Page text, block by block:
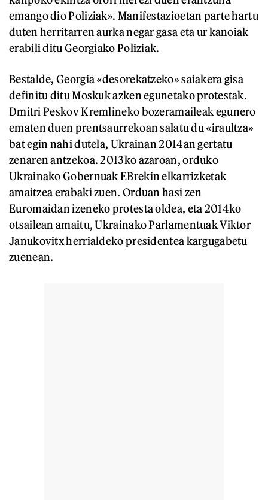
emango dio Poliziak». Manifestazioetan parte hartu
duten herritarren aurka negar gasa eta ur kanoiak
erabili ditu Georgiako Poliziak.
Bestalde, Georgia «desorekatzeko» saiakera gisa
definitu ditu Moskuk azken egunetako protestak.
Dmitri Peskov Kremlineko bozeramaileak egunero
ematen duen prentsaurrekoan salatu du «iraultza»
bat egin nahi dutela, Ukrainan 2014an gertatu
zenaren antzekoa. 2013ko azaroan, orduko
Ukrainako Gobernuak EBrekin elkarrizketak
amaitzea erabaki zuen. Orduan hasi zen
Euromaidan izeneko protesta oldea, eta 2014ko
otsailean amaitu, Ukrainako Parlamentuak Viktor
Janukovitx herrialdeko presidentea kargugabetu
zuenean.